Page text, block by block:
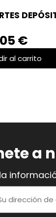
€
al carrito
a